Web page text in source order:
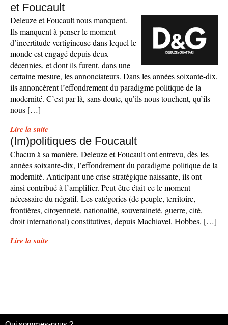
et Foucault
Deleuze et Foucault nous manquent.
Ils manquent à penser le moment
d’incertitude vertigineuse dans lequel le
monde est engagé depuis deux
décennies, et dont ils furent, dans une
certaine mesure, les annonciateurs. Dans les années soixante-dix,
ils annoncèrent l’effondrement du paradigme politique de la
modernité. C’est par là, sans doute, qu’ils nous touchent, qu’ils
nous […]
Lire la suite
(Im)politiques de Foucault
Chacun à sa manière, Deleuze et Foucault ont entrevu, dès les
années soixante-dix, l’effondrement du paradigme politique de la
modernité. Anticipant une crise stratégique naissante, ils ont
ainsi contribué à l’amplifier. Peut-être était-ce le moment
nécessaire du négatif. Les catégories (de peuple, territoire,
frontières, citoyenneté, nationalité, souveraineté, guerre, cité,
droit international) constitutives, depuis Machiavel, Hobbes, […]
Lire la suite